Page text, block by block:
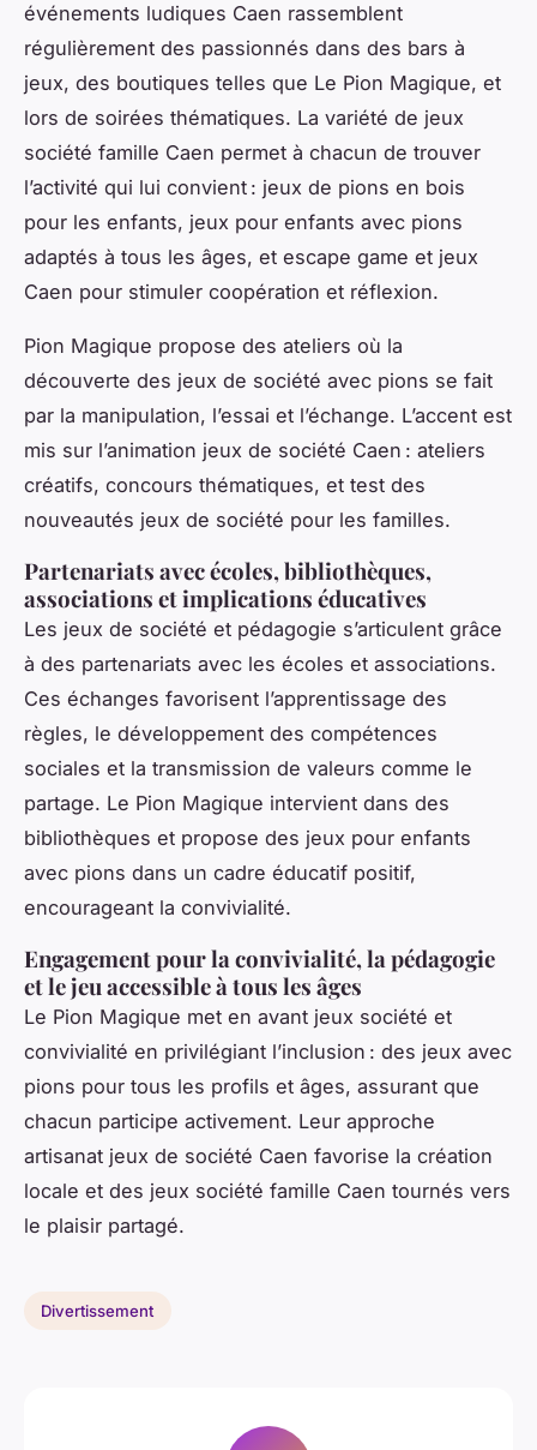
événements ludiques Caen rassemblent
régulièrement des passionnés dans des bars à
jeux, des boutiques telles que Le Pion Magique, et
lors de soirées thématiques. La variété de jeux
société famille Caen permet à chacun de trouver
l’activité qui lui convient : jeux de pions en bois
pour les enfants, jeux pour enfants avec pions
adaptés à tous les âges, et escape game et jeux
Caen pour stimuler coopération et réflexion.
Pion Magique propose des ateliers où la
découverte des jeux de société avec pions se fait
par la manipulation, l’essai et l’échange. L’accent est
mis sur l’animation jeux de société Caen : ateliers
créatifs, concours thématiques, et test des
nouveautés jeux de société pour les familles.
Partenariats avec écoles, bibliothèques,
associations et implications éducatives
Les jeux de société et pédagogie s’articulent grâce
à des partenariats avec les écoles et associations.
Ces échanges favorisent l’apprentissage des
règles, le développement des compétences
sociales et la transmission de valeurs comme le
partage. Le Pion Magique intervient dans des
bibliothèques et propose des jeux pour enfants
avec pions dans un cadre éducatif positif,
encourageant la convivialité.
Engagement pour la convivialité, la pédagogie
et le jeu accessible à tous les âges
Le Pion Magique met en avant jeux société et
convivialité en privilégiant l’inclusion : des jeux avec
pions pour tous les profils et âges, assurant que
chacun participe activement. Leur approche
artisanat jeux de société Caen favorise la création
locale et des jeux société famille Caen tournés vers
le plaisir partagé.
Divertissement